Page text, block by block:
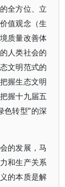
全方位、立
值观念（生
质量改善体
人类社会的
文明范式的
握生态文明
握十九届五
色转型”的深
的发展，马
和生产关系
的本质是解